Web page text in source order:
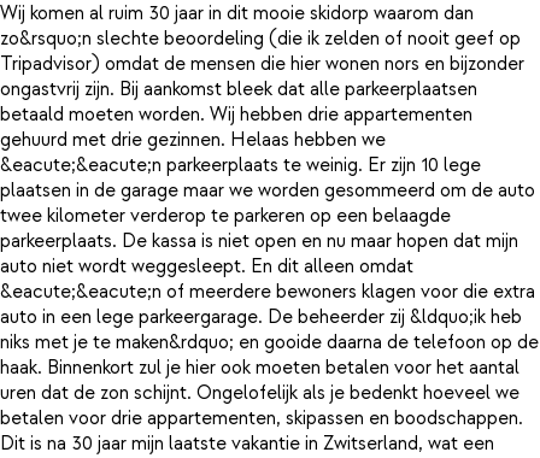
Wij komen al ruim 30 jaar in dit mooie skidorp waarom dan
zo&rsquo;n slechte beoordeling (die ik zelden of nooit geef op
Tripadvisor) omdat de mensen die hier wonen nors en bijzonder
ongastvrij zijn. Bij aankomst bleek dat alle parkeerplaatsen
betaald moeten worden. Wij hebben drie appartementen
gehuurd met drie gezinnen. Helaas hebben we
&eacute;&eacute;n parkeerplaats te weinig. Er zijn 10 lege
plaatsen in de garage maar we worden gesommeerd om de auto
twee kilometer verderop te parkeren op een belaagde
parkeerplaats. De kassa is niet open en nu maar hopen dat mijn
auto niet wordt weggesleept. En dit alleen omdat
&eacute;&eacute;n of meerdere bewoners klagen voor die extra
auto in een lege parkeergarage. De beheerder zij &ldquo;ik heb
niks met je te maken&rdquo; en gooide daarna de telefoon op de
haak. Binnenkort zul je hier ook moeten betalen voor het aantal
uren dat de zon schijnt. Ongelofelijk als je bedenkt hoeveel we
betalen voor drie appartementen, skipassen en boodschappen.
Dit is na 30 jaar mijn laatste vakantie in Zwitserland, wat een